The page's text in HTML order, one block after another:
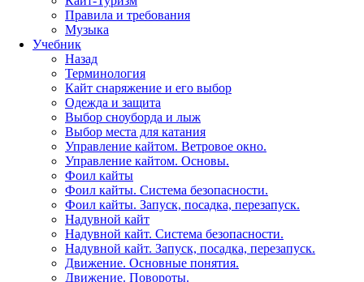
Правила и требования
Музыка
Учебник
Назад
Терминология
Кайт снаряжение и его выбор
Одежда и защита
Выбор сноуборда и лыж
Выбор места для катания
Управление кайтом. Ветровое окно.
Управление кайтом. Основы.
Фоил кайты
Фоил кайты. Система безопасности.
Фоил кайты. Запуск, посадка, перезапуск.
Надувной кайт
Надувной кайт. Система безопасности.
Надувной кайт. Запуск, посадка, перезапуск.
Движение. Основные понятия.
Движение. Повороты.